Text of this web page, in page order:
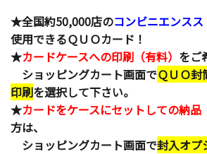
★全国約50,000店のコンビニエンス
使用できるＱＵＯカード！
★カードケースへの印刷（有料） をご
ショッピングカート画面でＱＵＯ封
印刷を選択して下さい。
★カードをケースにセットしての納品
方は、
ショッピングカート画面で封入オプ